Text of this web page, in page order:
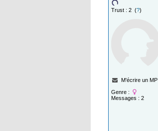
Trust : 2 (?)
M'écrire un MP
Genre :
Messages : 2